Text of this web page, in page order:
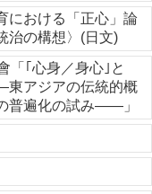
における「正心」論
の構想〉(日文)
「｢心身／身心｣と
アジアの伝統的概
普遍化の試み――」